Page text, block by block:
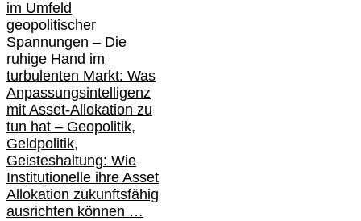
im Umfeld
geopolitischer
Spannungen – Die
ruhige Hand im
turbulenten Markt: Was
Anpassungsintelligenz
mit Asset-Allokation zu
tun hat – Geopolitik,
Geldpolitik,
Geisteshaltung: Wie
Institutionelle ihre Asset
Allokation zukunftsfähig
ausrichten können …